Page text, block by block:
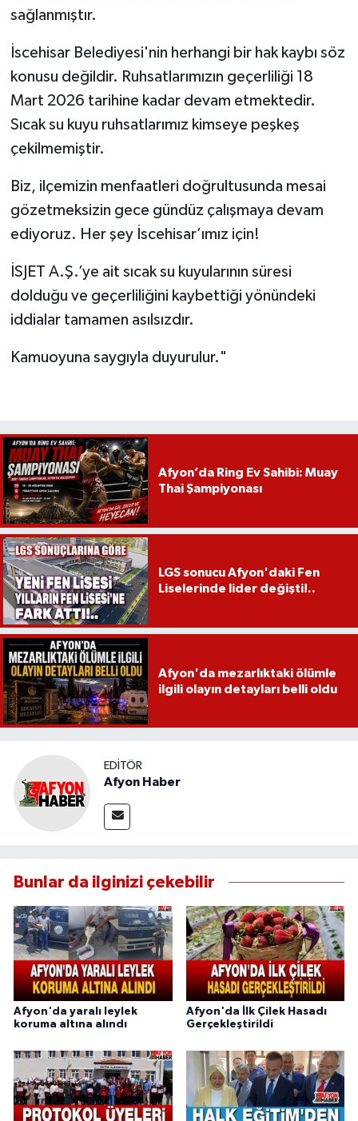
sağlanmıştır.
İscehisar Belediyesi'nin herhangi bir hak kaybı söz
konusu değildir. Ruhsatlarımızın geçerliliği 18
Mart 2026 tarihine kadar devam etmektedir.
Sıcak su kuyu ruhsatlarımız kimseye peşkeş
çekilmemiştir.
Biz, ilçemizin menfaatleri doğrultusunda mesai
gözetmeksizin gece gündüz çalışmaya devam
ediyoruz. Her şey İscehisar’ımız için!
İSJET A.Ş.’ye ait sıcak su kuyularının süresi
dolduğu ve geçerliliğini kaybettiği yönündeki
iddialar tamamen asılsızdır.
Kamuoyuna saygıyla duyurulur."
Afyon’da Ring Ev Sahibi: Muay
Thai Şampiyonası
LGS sonucu Afyon'daki Fen
Liselerinde lider değişti!..
Afyon'da mezarlıktaki ölümle
ilgili olayın detayları belli oldu
EDITÖR
Afyon Haber
Bunlar da ilginizi çekebilir
Afyon'da yaralı leylek
koruma altına alındı
Afyon'da İlk Çilek Hasadı
Gerçekleştirildi